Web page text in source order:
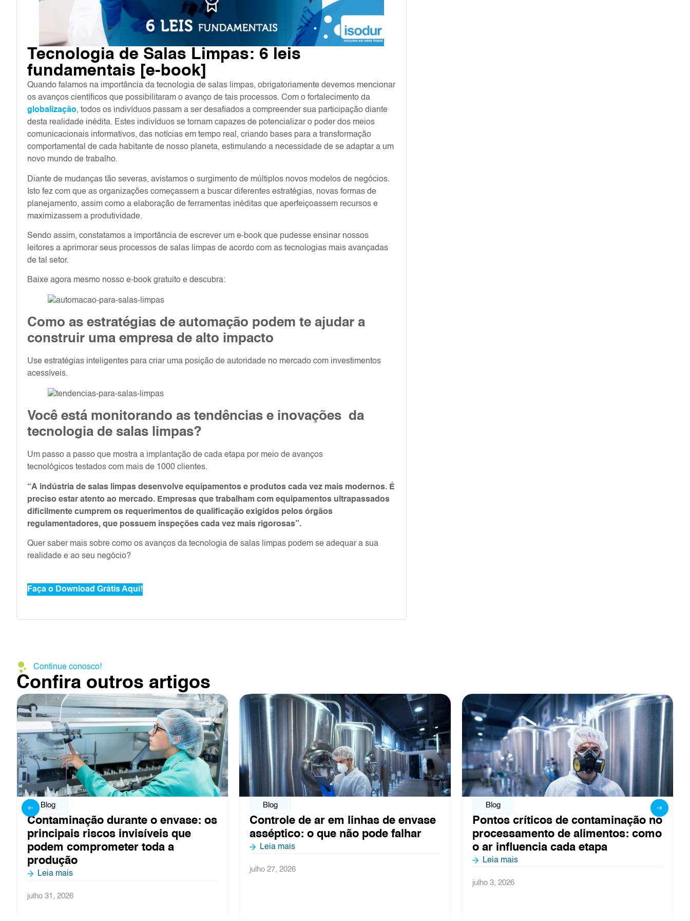
Tecnologia de Salas Limpas: 6 leis
fundamentais [e-book]
Quando falamos na importância da tecnologia de salas limpas, obrigatoriamente devemos mencionar
os avanços científicos que possibilitaram o avanço de tais processos. Com o fortalecimento da
globalização, todos os indivíduos passam a ser desafiados a compreender sua participação diante
desta realidade inédita. Estes indivíduos se tornam capazes de potencializar o poder dos meios
comunicacionais informativos, das notícias em tempo real, criando bases para a transformação
comportamental de cada habitante de nosso planeta, estimulando a necessidade de se adaptar a um
novo mundo de trabalho.
Diante de mudanças tão severas, avistamos o surgimento de múltiplos novos modelos de negócios.
Isto fez com que as organizações começassem a buscar diferentes estratégias, novas formas de
planejamento, assim como a elaboração de ferramentas inéditas que aperfeiçoassem recursos e
maximizassem a produtividade.
Sendo assim, constatamos a importância de escrever um e-book que pudesse ensinar nossos
leitores a aprimorar seus processos de salas limpas de acordo com as tecnologias mais avançadas
de tal setor.
Baixe agora mesmo nosso e-book gratuito e descubra:
Como as estratégias de automação podem te ajudar a
construir uma empresa de alto impacto
Use estratégias inteligentes para criar uma posição de autoridade no mercado com investimentos
acessíveis.
Você está monitorando as tendências e inovações da
tecnologia de salas limpas?
Um passo a passo que mostra a implantação de cada etapa por meio de avanços
tecnológicos testados com mais de 1000 clientes.
“A indústria de salas limpas desenvolve equipamentos e produtos cada vez mais modernos. É
preciso estar atento ao mercado. Empresas que trabalham com equipamentos ultrapassados
dificilmente cumprem os requerimentos de qualificação exigidos pelos órgãos
regulamentadores, que possuem inspeções cada vez mais rigorosas”.
Quer saber mais sobre como os avanços da tecnologia de salas limpas podem se adequar a sua
realidade e ao seu negócio?
Faça o Download Grátis Aqui!
Continue conosco!
Confira outros artigos
Blog
Controle de ar em linhas de envase
asséptico: o que não pode falhar
Leia mais
julho 27, 2026
Blog
Pontos críticos de contaminação no
processamento de alimentos: como
o ar influencia cada etapa
Blog
Obrigado por fazer parte da Fispal
2026
Leia mais